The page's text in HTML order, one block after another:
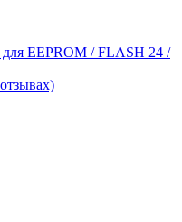
EEPROM / FLASH 24 /